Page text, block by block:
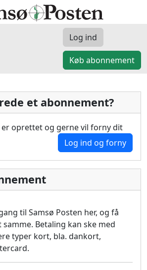
Log ind
Køb abonnement
et abonnement?
er oprettet og gerne vil forny dit
Log ind og forny
til Samsø Posten her, og få
Betaling kan ske med
typer kort, bla. dankort,